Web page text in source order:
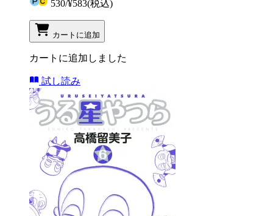
530/¥583(税込)
カートに追加
カートに追加しました
試し読み